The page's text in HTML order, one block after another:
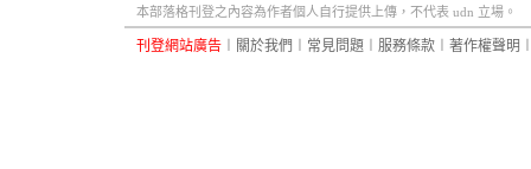
本部落格刊登之內容為作者個人自行提供上傳，不代表 udn 立場。
刊登網站廣告 關於我們 常見問題 服務條款 著作權聲明